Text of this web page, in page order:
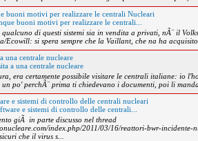
buoni motivi per realizzare le centrali Nucleari
buoni motivi per realizzare le centrali...
qualcuno di questi sistemi sia in vendita a privati, nÃ¨ il
Ecowill: si spera sempre che la Vaillant, che na ha
una centrale nucleare
a una centrale nucleare
era certamente possibile visitare le centrali italiane: io
un po' perchÃ¨ prima ti chiedevano i documenti, poi li
e sistemi di controllo delle centrali nucleari
e sistemi di controllo delle centrali...
giÃ in parte discusso nel thread
index.php/2011/03/16/reattori-bwr-incidente-
che il virus s...